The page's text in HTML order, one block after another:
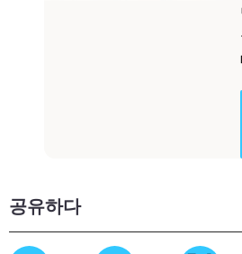
공유하다